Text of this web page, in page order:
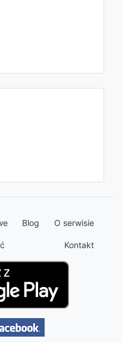
Blog O serwisie
Kontakt